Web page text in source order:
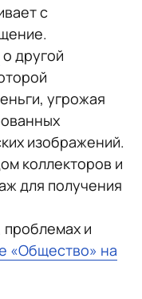
с
о другой
угрожая
изображений.
коллекторов и
для получения
проблемах и
«Общество» на